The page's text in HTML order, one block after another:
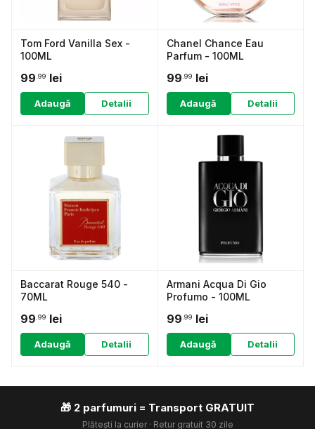
Tom Ford Vanilla Sex -
100ML
99 .99 lei
Adaugă Detalii
Chanel Chance Eau
Parfum - 100ML
99 .99 lei
Adaugă Detalii
Baccarat Rouge 540 -
70ML
99 .99 lei
Adaugă Detalii
Armani Acqua Di Gio
Profumo - 100ML
99 .99 lei
Adaugă Detalii
🎁 2 parfumuri = Transport GRATUIT
Plătești la curier · Retur gratuit 30 zile